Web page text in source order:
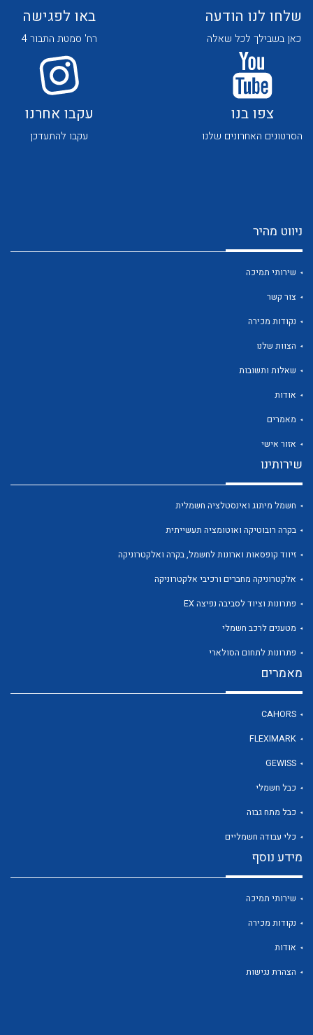
לכל מוצרי היצרן לכל מוצרי היצרן
לכל מוצרי היצרן
שלחו לנו הודעה
כאן בשבילך לכל שאלה
באו לפגישה
רח' סמטת התבור 4
צפו בנו
הסרטונים האחרונים שלנו
עקבו אחרנו
עקבו להתעדכן
ניווט מהיר
שירותי תמיכה
צור קשר
נקודות מכירה
הצוות שלנו
שאלות ותשובות
אודות
מאמרים
אזור אישי
שירותינו
חשמל מיתוג ואינסטלציה חשמלית
בקרה רובוטיקה ואוטומציה תעשייתית
זיווד קופסאות וארונות לחשמל, בקרה ואלקטרוניקה
אלקטרוניקה מחברים ורכיבי אלקטרוניקה
פתרונות וציוד לסביבה נפיצה EX
מטענים לרכב חשמלי
פתרונות לתחום הסולארי
מאמרים
CAHORS
FLEXIMARK
GEWISS
כבל חשמלי
כבל מתח גבוה
כלי עבודה חשמליים
מידע נוסף
שירותי תמיכה
נקודות מכירה
אודות
הצהרת נגישות